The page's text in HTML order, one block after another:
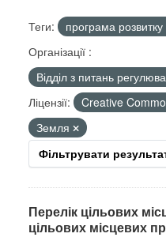
Теги: програма розвитку
Організації :
Відділ з питань
Ліцензії:
Creative
Земля
Фільтрувати
Перелік цільових
цільових місцевих